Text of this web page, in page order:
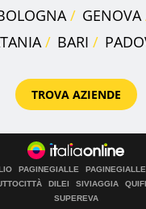
GENOVA
BARI
TROVA AZIENDE
PAGINEGIALLE
DILEI SIVIAGGIA
SUPEREVA